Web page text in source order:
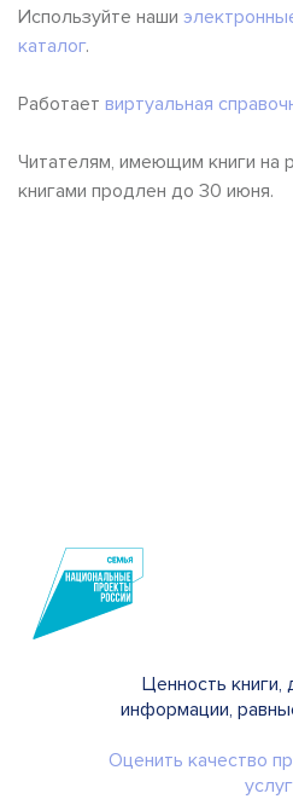
Используйте наши
каталог.
Работает виртуальная
Читателям, имеющим книги на
книгами продлен до 30 июня.
Ценность книги,
информации,
Оценить качество